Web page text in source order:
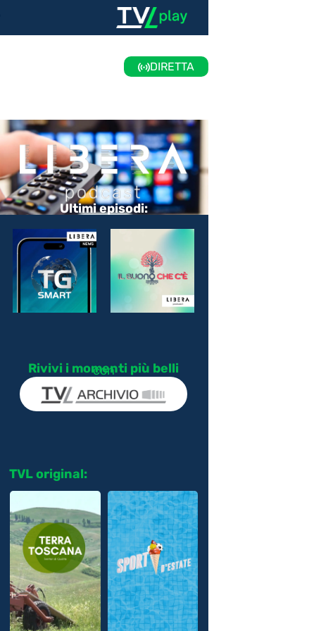
DIRETTA
Ultimi episodi:
Rivivi i momenti più belli
con
TVL original: